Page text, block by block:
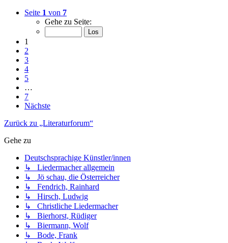
Seite 1 von 7
Gehe zu Seite:
1
2
3
4
5
…
7
Nächste
Zurück zu „Literaturforum“
Gehe zu
Deutschsprachige Künstler/innen
↳ Liedermacher allgemein
↳ Jö schau, die Österreicher
↳ Fendrich, Rainhard
↳ Hirsch, Ludwig
↳ Christliche Liedermacher
↳ Bierhorst, Rüdiger
↳ Biermann, Wolf
↳ Bode, Frank